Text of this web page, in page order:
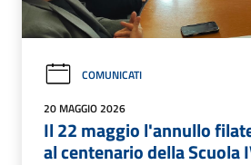
COMUNICATI
20 MAGGIO 2026
Il 22 maggio l'annullo
al centenario della Scuola